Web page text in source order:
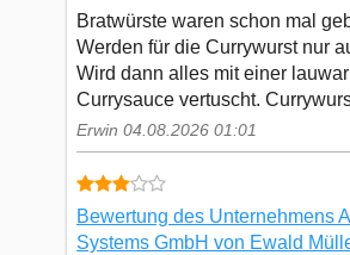
Bratwürste waren schon mal
Werden für die Currywurst nur
Wird dann alles mit einer
Currysauce vertuscht.
Erwin 04.08.2026 01:01
Bewertung des Unternehmens
Systems GmbH von Ewald